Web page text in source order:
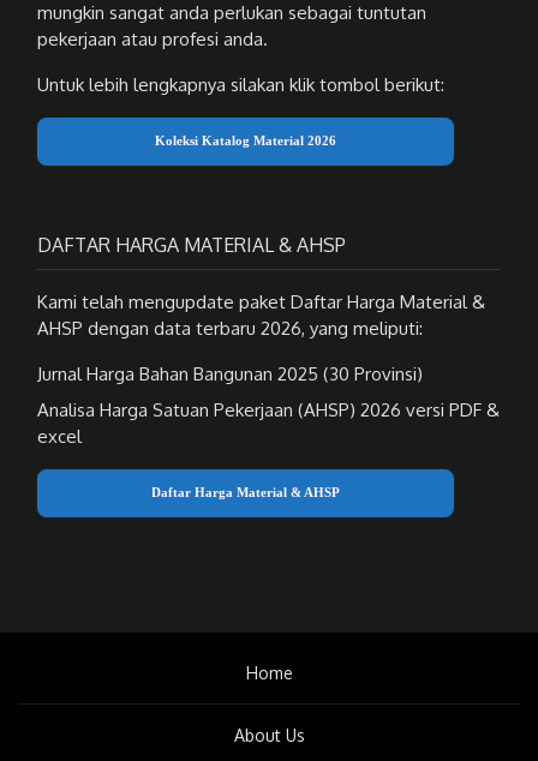
mungkin sangat anda perlukan sebagai tuntutan
pekerjaan atau profesi anda.
Untuk lebih lengkapnya silakan klik tombol berikut:
Koleksi Katalog Material 2026
DAFTAR HARGA MATERIAL & AHSP
Kami telah mengupdate paket Daftar Harga Material &
AHSP dengan data terbaru 2026, yang meliputi:
Jurnal Harga Bahan Bangunan 2025 (30 Provinsi)
Analisa Harga Satuan Pekerjaan (AHSP) 2026 versi PDF &
excel
Daftar Harga Material & AHSP
Home
About Us